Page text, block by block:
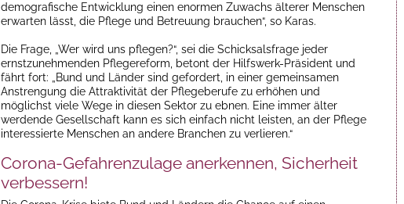
demografische Entwicklung einen enormen Zuwachs älterer Menschen
erwarten lässt, die Pflege und Betreuung brauchen“, so Karas.
Die Frage, „Wer wird uns pflegen?“, sei die Schicksalsfrage jeder
ernstzunehmenden Pflegereform, betont der Hilfswerk-Präsident und
fährt fort: „Bund und Länder sind gefordert, in einer gemeinsamen
Anstrengung die Attraktivität der Pflegeberufe zu erhöhen und
möglichst viele Wege in diesen Sektor zu ebnen. Eine immer älter
werdende Gesellschaft kann es sich einfach nicht leisten, an der Pflege
interessierte Menschen an andere Branchen zu verlieren.“
Corona-Gefahrenzulage anerkennen, Sicherheit
verbessern!